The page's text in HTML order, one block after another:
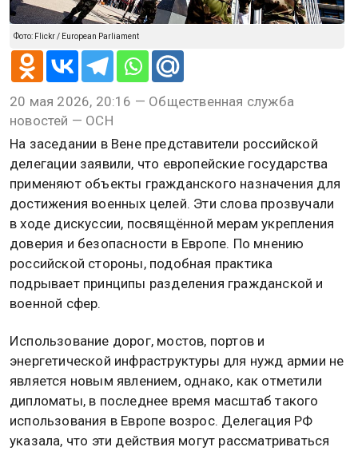
Фото: Flickr / European Parliament
20 мая 2026, 20:16 — Общественная служба
новостей — ОСН
На заседании в Вене представители российской
делегации заявили, что европейские государства
применяют объекты гражданского назначения для
достижения военных целей. Эти слова прозвучали
в ходе дискуссии, посвящённой мерам укрепления
доверия и безопасности в Европе. По мнению
российской стороны, подобная практика
подрывает принципы разделения гражданской и
военной сфер.
Использование дорог, мостов, портов и
энергетической инфраструктуры для нужд армии не
является новым явлением, однако, как отметили
дипломаты, в последнее время масштаб такого
использования в Европе возрос. Делегация РФ
указала, что эти действия могут рассматриваться